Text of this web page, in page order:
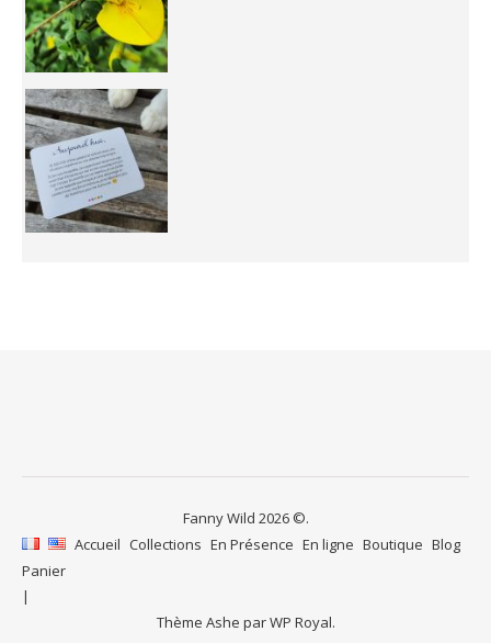
Fanny Wild 2026 ©.
Accueil Collections En Présence En ligne Boutique Blog
Panier
Thème Ashe parWP Royal.